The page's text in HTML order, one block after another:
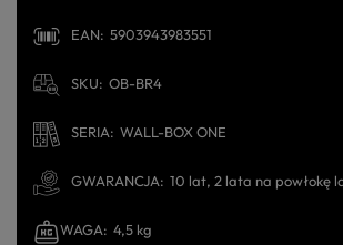
EAN 5903943983551
SKU OB-BR4
SERIA WALL-BOX ONE
GWARANCJA 10 lat, 2 lata na powłokę
WAGA 4,5 kg